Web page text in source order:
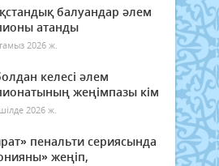
балуандар әлем
атанды
2026 ж.
келесі әлем
жеңімпазы кім
2026 ж.
пенальти сериясында
жеңіп,